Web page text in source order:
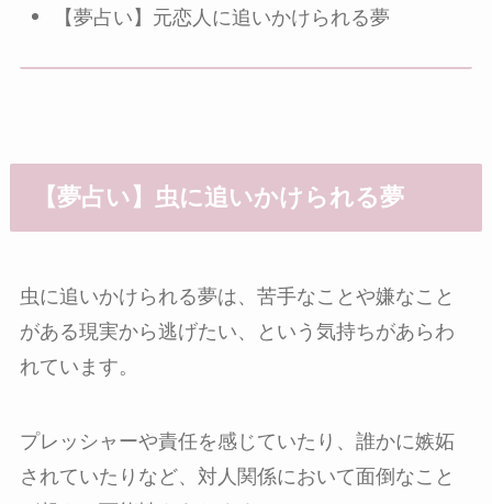
【夢占い】元恋人に追いかけられる夢
【夢占い】虫に追いかけられる夢
虫に追いかけられる夢は、苦手なことや嫌なこと
がある現実から逃げたい、という気持ちがあらわ
れています。
プレッシャーや責任を感じていたり、誰かに嫉妬
されていたりなど、対人関係において面倒なこと